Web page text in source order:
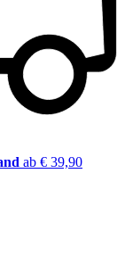
ab € 39,90